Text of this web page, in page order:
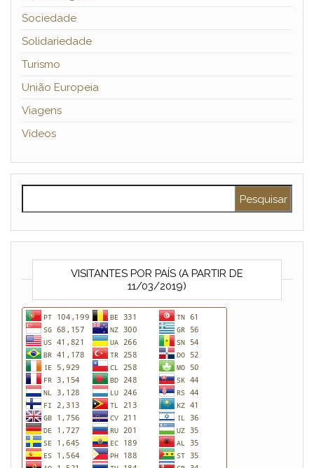
Sociedade
Solidariedade
Turismo
União Europeia
Viagens
Vídeos
VISITANTES POR PAÍS (A PARTIR DE
11/03/2019)